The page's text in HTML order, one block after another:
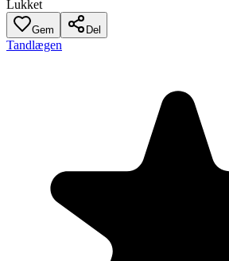
Lukket
Gem Del
Tandlægen